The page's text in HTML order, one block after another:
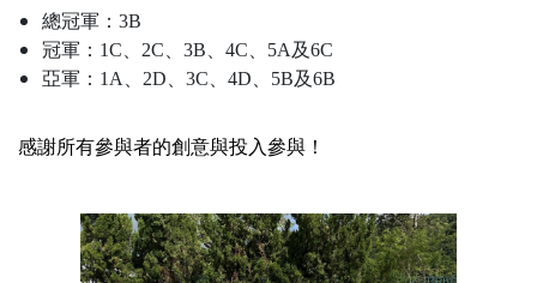
總冠軍：3B
冠軍：1C、2C、3B、4C、5A及6C
亞軍：1A、2D、3C、4D、5B及6B
感謝所有參與者的創意與投入參與！